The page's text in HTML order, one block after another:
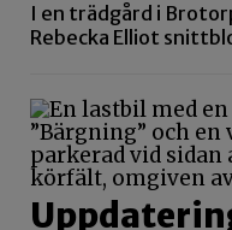
I en trädgård i
Rebecka Elliot